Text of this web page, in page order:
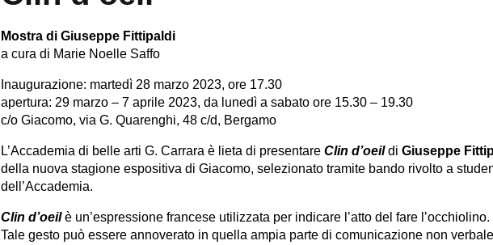
Mostra di Giuseppe Fittipaldi
a cura di Marie Noelle Saffo
Inaugurazione: martedì 28 marzo 2023, ore 17.30
apertura: 29 marzo – 7 aprile 2023, da lunedì a sabato ore 15.30 – 19.30
c/o Giacomo, via G. Quarenghi, 48 c/d, Bergamo
L’Accademia di belle arti G. Carrara è lieta di presentare Clin d’oeil di Giuseppe
della nuova stagione espositiva di Giacomo, selezionato tramite bando rivolto a
dell’Accademia.
Clin d’oeilè un’espressione francese utilizzata per indicare l’atto del fare l’occhiolino.
Tale gesto può essere annoverato in quella ampia parte di comunicazione non